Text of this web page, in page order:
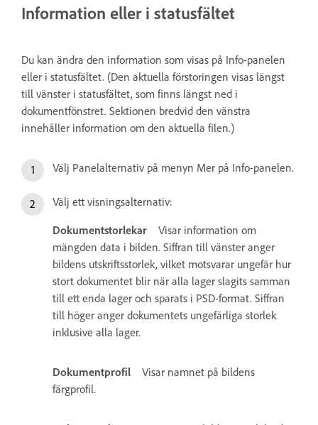
Information eller i statusfältet
Du kan ändra den information som visas på Info-panelen
eller i statusfältet. (Den aktuella förstoringen visas längst
till vänster i statusfältet, som finns längst ned i
dokumentfönstret. Sektionen bredvid den vänstra
innehåller information om den aktuella filen.)
Välj Panelalternativ på menyn Mer på Info-panelen.
Välj ett visningsalternativ:
Dokumentstorlekar
Visar information om
mängden data i bilden. Siffran till vänster anger
bildens utskriftsstorlek, vilket motsvarar ungefär hur
stort dokumentet blir när alla lager slagits samman
till ett enda lager och sparats i PSD-format. Siffran
till höger anger dokumentets ungefärliga storlek
inklusive alla lager.
Dokumentprofil
Visar namnet på bildens
färgprofil.